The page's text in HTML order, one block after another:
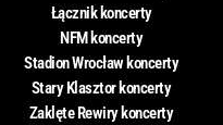
Łącznik koncerty
NFM koncerty
Stadion Wrocław koncerty
Stary Klasztor koncerty
Zaklęte Rewiry koncerty